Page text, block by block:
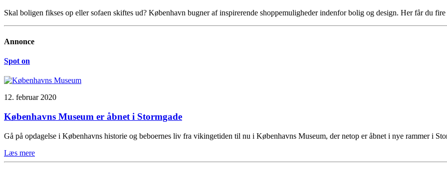
Skal boligen fikses op eller sofaen skiftes ud? København bugner af inspirerende shoppemuligheder indenfor bolig og design. Her får du
Annonce
Spot on
12. februar 2020
Københavns Museum er åbnet i Stormgade
Gå på opdagelse i Københavns historie og beboernes liv fra vikingetiden til nu i Københavns Museum, der netop er åbnet i nye rammer i
Læs mere